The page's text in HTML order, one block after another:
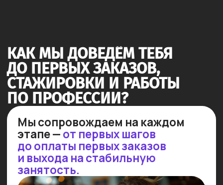
на собеседовании и растущие
шансы на успех!
Стажируемся в реальных
проектах
Мы организуем стажировки для
чем 50 ведущих IT-компаниях.
30% стажировок заканчиваются
трудоустройством!
Результат: практика в реальных
проектах с последующим
приглашением на работу!